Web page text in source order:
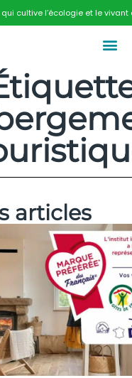
cultive l’écologie et le vivant
articles